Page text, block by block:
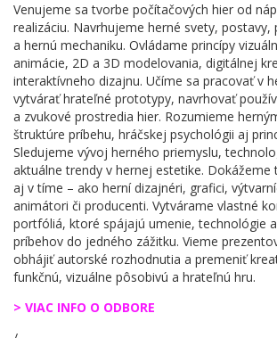
Venujeme sa tvorbe počítačových hier od
realizáciu. Navrhujeme herné svety, postavy,
a hernú mechaniku. Ovládame princípy
animácie, 2D a 3D modelovania, digitálnej
interaktívneho dizajnu. Učíme sa pracovať v
vytvárať hrateľné prototypy, navrhovať
a zvukové prostredia hier. Rozumieme
štruktúre príbehu, hráčskej psychológii aj
Sledujeme vývoj herného priemyslu,
aktuálne trendy v hernej estetike.
aj v tíme – ako herní dizajnéri, grafici,
animátori či producenti. Vytvárame vlastné
portfóliá, ktoré spájajú umenie, technológie
príbehov do jedného zážitku. Vieme
obhájiť autorské rozhodnutia a premeniť
funkčnú, vizuálne pôsobivú a hrateľnú hru.
> VIAC INFO O ODBORE